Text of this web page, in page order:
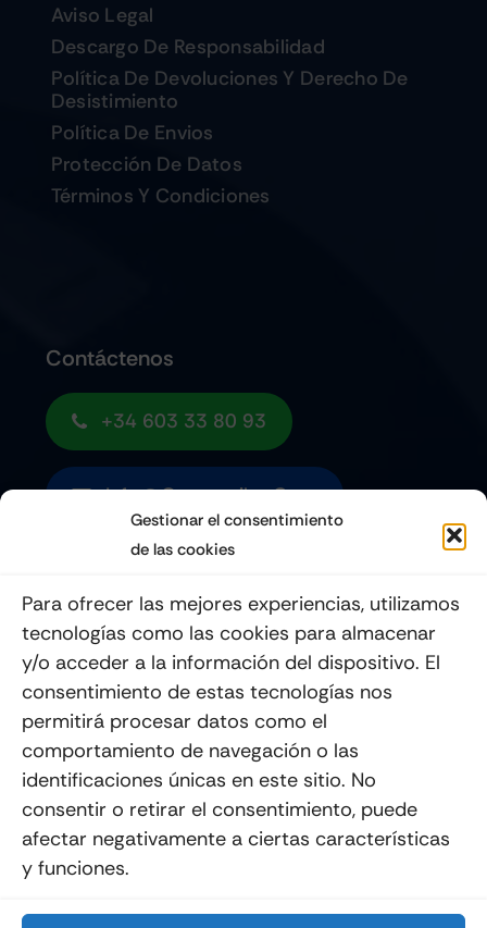
Gestionar el consentimiento
de las cookies
Para ofrecer las mejores experiencias, utilizamos
tecnologías como las cookies para almacenar
y/o acceder a la información del dispositivo. El
consentimiento de estas tecnologías nos
permitirá procesar datos como el
comportamiento de navegación o las
identificaciones únicas en este sitio. No
consentir o retirar el consentimiento, puede
afectar negativamente a ciertas características
y funciones.
Aviso Legal
Descargo De Responsabilidad
Política De Devoluciones Y Derecho De
Desistimiento
Política De Envios
Protección De Datos
Términos Y Condiciones
Contáctenos
+34 603 33 80 93
Info@quemoviles.com
Enviar
Diseñada Por La Esquina Creativa